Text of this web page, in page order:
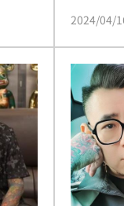
視
砸下
。
直播向網
出面，
「你們
2024/04/